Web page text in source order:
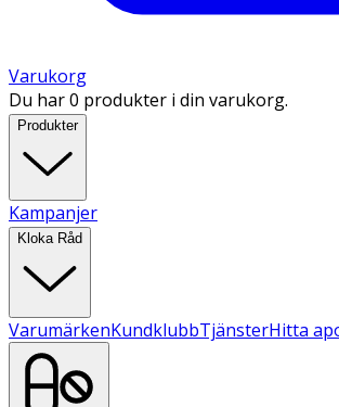
Varukorg
Du har 0 produkter i din varukorg.
Produkter
Kampanjer
Kloka Råd
VarumärkenKundklubbTjänsterHitta